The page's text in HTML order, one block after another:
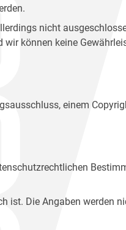
nicht
können keine
einem
ist. Die Angaben werden